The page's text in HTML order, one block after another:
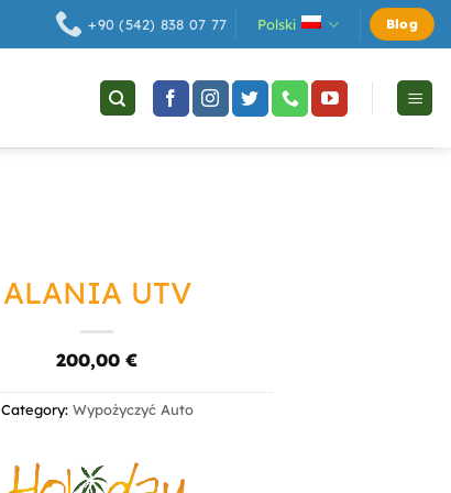
+90 (542) 838 07 77 Polski Blog
ALANIA UTV
200,00 €
Category: Wypożyczyć Auto